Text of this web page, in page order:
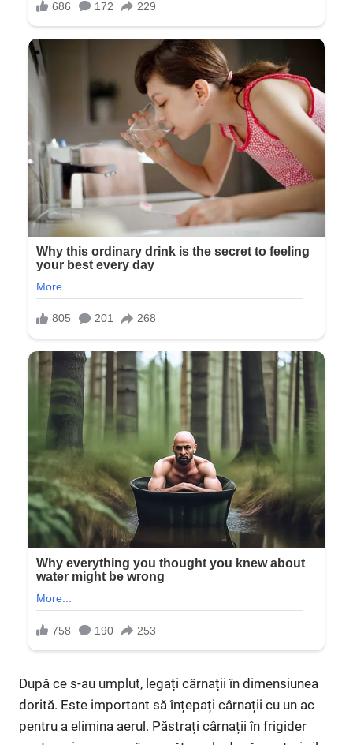
După ce s-au umplut, legați cârnații în dimensiunea
dorită. Este important să înțepați cârnații cu un ac
pentru a elimina aerul. Păstrați cârnații în frigider